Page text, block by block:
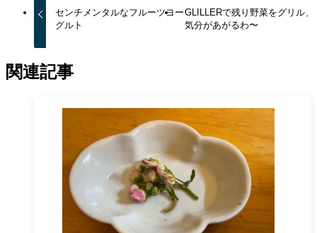
センチメンタルなフルーツヨー
グルト
GLILLERで残り野菜をグリル。
気分があがるわ〜
関連記事